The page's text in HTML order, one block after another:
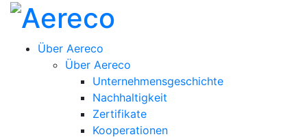
Über Aereco
Über Aereco
Unternehmensgeschichte
Nachhaltigkeit
Zertifikate
Kooperationen